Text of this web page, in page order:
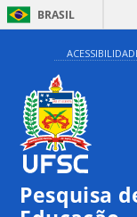
BRASIL
Pesquisa